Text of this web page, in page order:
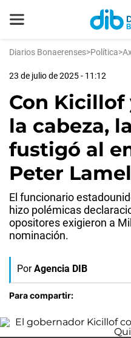
Diarios Bonaerenses>Política>
23 de julio de 2025 - 11:12
Con Kicillof
la cabeza,
fustigó al
Peter
El funcionario
hizo polémicas
opositores exigieron a
nominación.
Por Agencia DIB
Para compartir: